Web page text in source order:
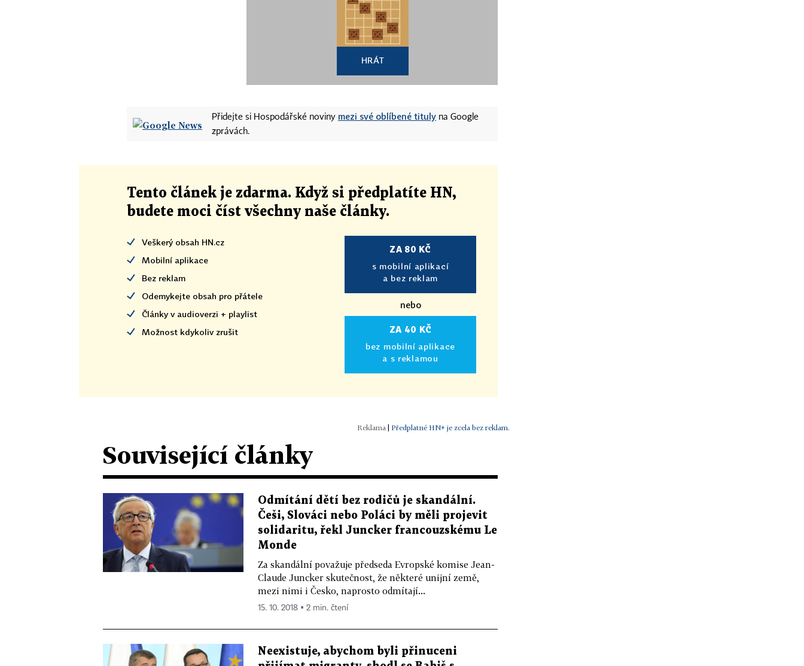
HRÁT
Přidejte si Hospodářské noviny mezi své oblíbené tituly na Google
zprávách.
Tento článek je zdarma. Když si předplatíte HN,
budete moci číst všechny naše články.
Veškerý obsah HN.cz
Mobilní aplikace
Bez reklam
Odemykejte obsah pro přátele
Články v audioverzi + playlist
Možnost kdykoliv zrušit
ZA 80 KČ
s mobilní aplikací
a bez reklam
nebo
ZA 40 KČ
bez mobilní aplikace
a s reklamou
| Předplatné HN+ je zcela bez reklam.
Související články
Odmítání dětí bez rodičů je skandální.
Češi, Slováci nebo Poláci by měli projevit
solidaritu, řekl Juncker francouzskému Le
Monde
Za skandální považuje předseda Evropské komise Jean-
Claude Juncker skutečnost, že některé unijní země,
mezi nimi i Česko, naprosto odmítají...
15. 10. 2018 ▪ 2 min. čtení
Neexistuje, abychom byli přinuceni